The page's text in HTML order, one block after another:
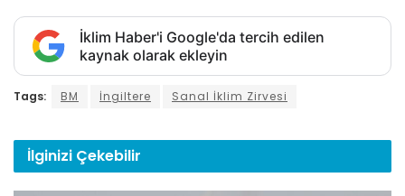
İklim Haber'i Google'da tercih edilen
kaynak olarak ekleyin
Tags: BM İngiltere Sanal İklim Zirvesi
İlginizi Çekebilir